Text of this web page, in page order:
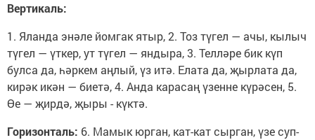
Вертикаль:
1. Яланда энәле йомгак ятыр, 2. Тоз түгел — ачы, кылыч
түгел — үткер, ут түгел — яндыра, 3. Телләре бик күп
булса да, һәркем аңлый, үз итә. Елата да, җырлата да,
кирәк икән — биетә, 4. Анда карасаң үзенне күрәсен, 5.
Өе — җирдә, җыры - күктә.
Горизонталь: 6. Мамык юрган, кат-кат сырган, үзе суп-